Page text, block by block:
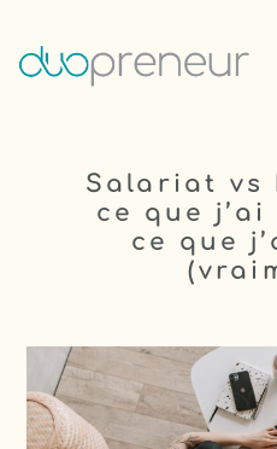
Salariat vs
ce que
ce que